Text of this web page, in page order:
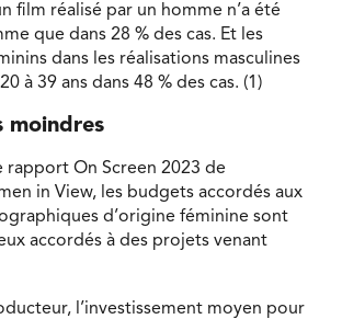
film réalisé par un homme n’a été
que dans 28 % des cas. Et les
dans les réalisations masculines
à 39 ans dans 48 % des cas. (1)
moindres
rapport On Screen 2023 de
in View, les budgets accordés aux
d’origine féminine sont
accordés à des projets venant
l’investissement moyen pour